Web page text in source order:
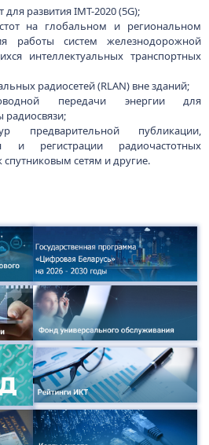
развития IMT-2020 (5G);
на глобальном и региональном
работы систем железнодорожной
интеллектуальных транспортных
радиосетей (RLAN) вне зданий;
передачи энергии для
радиосвязи;
предварительной публикации,
и регистрации радиочастотных
сетям и другие.